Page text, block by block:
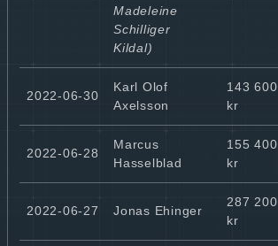
Madeleine
Schilliger
Kildal)
2022-06-30
Karl Olof
Axelsson
143 600
kr
2022-06-28
Marcus
Hasselblad
155 400
kr
2022-06-27 Jonas Ehinger
287 200
kr